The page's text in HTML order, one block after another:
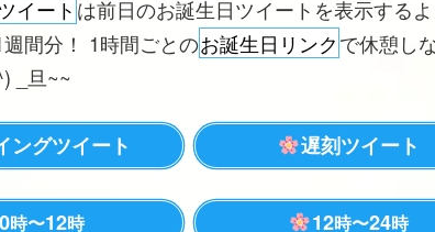
イート は前日のお誕生日ツイートを表示する
間分！ 1時間ごとのお誕生日リンクで休憩し
_旦~~
ングツイート 遅刻ツイート
0時〜12時 12時〜24時